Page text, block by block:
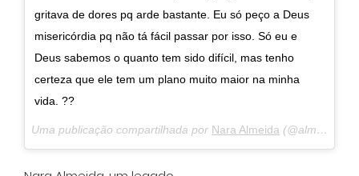
gritava de dores pq arde bastante. Eu só peço a Deus
misericórdia pq não tá fácil passar por isso. Só eu e
Deus sabemos o quanto tem sido difícil, mas tenho
certeza que ele tem um plano muito maior na minha
vida. ??
Uma publicação compartilhada por Nara Almeida (@almeidanara) em